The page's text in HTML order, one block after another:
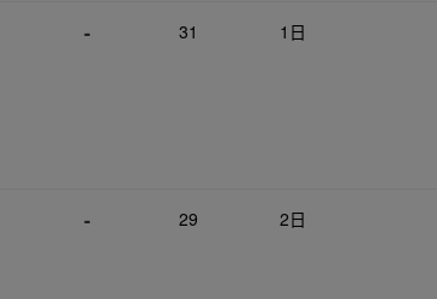
- 31 1日
- 29 2日